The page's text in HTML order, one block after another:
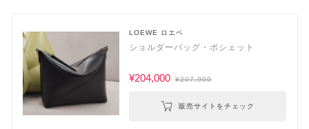
LOEWE ロエベ
ショルダーバッグ・ポシェット
¥204,000 ¥207,900
販売サイトをチェック